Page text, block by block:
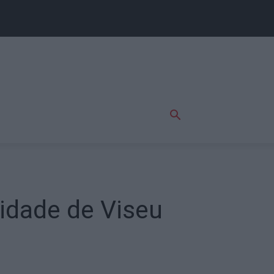
de Viseu